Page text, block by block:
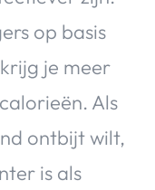
op basis
je meer
Als
ontbijt wilt,
is als